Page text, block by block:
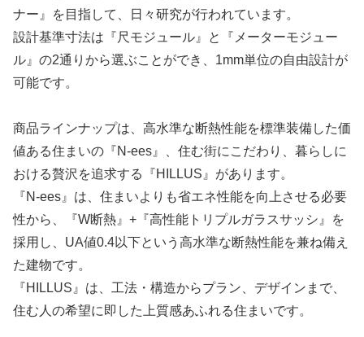
ナー』を目指して、日々研究が行われています。
設計基準寸法は 『尺モジュール』と『メーターモジュー
ル』 の2通りから選ぶことができ、1mm単位の自由設計が
可能です。
商品ラインナップは、高水準な断熱性能を標準装備した価
値ある住まいの『N-ees』、住む街にこだわり、暮らしに
おける贅沢を追求する『HILLUS』があります。
『N-ees』は、住まいよりも省エネ性能を向上させる必要
性から、『W断熱』+『高性能トリプルガラスサッシ』を
採用し、UA値0.4以下という高水準な断熱性能を兼ね備え
た建物です。
『HILLUS』は、工法・構造からプラン、デザインまで、
住む人の希望に即した上質感あふれる住まいです。